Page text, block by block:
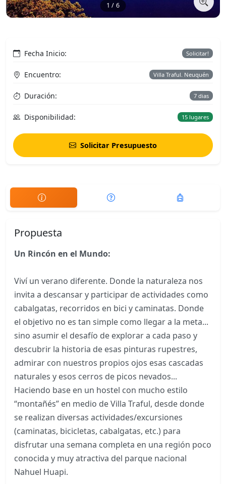
1 / 6
Fecha Inicio: Solicitar!
Encuentro: Villa Traful. Neuquén
Duración: 7 dias
Disponibilidad: 15 lugares
Solicitar Presupuesto
Propuesta
Un Rincón en el Mundo:
Viví un verano diferente. Donde la naturaleza nos
invita a descansar y participar de actividades como
cabalgatas, recorridos en bici y caminatas. Donde
el objetivo no es tan simple como llegar a la meta...
sino asumir el desafío de explorar a cada paso y
descubrir la historia de esas pinturas rupestres,
admirar con nuestros propios ojos esas cascadas
naturales y esos cerros de picos nevados...
Haciendo base en un hostel con mucho estilo
“montañés” en medio de Villa Traful, desde donde
se realizan diversas actividades/excursiones
(caminatas, bicicletas, cabalgatas, etc.) para
disfrutar una semana completa en una región poco
conocida y muy atractiva del parque nacional
Nahuel Huapi.